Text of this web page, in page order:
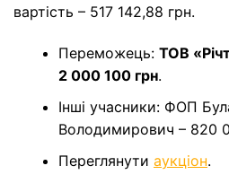
вартість – 517 142,88 грн.
Переможець: ТОВ
2 000 100 грн.
Інші учасники: ФОП
Володимирович – 820
Переглянути аукціон.